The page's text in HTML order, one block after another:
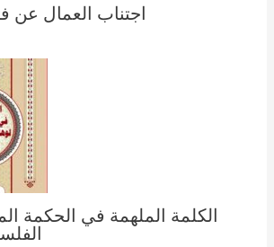
اجتناب العمال عن
الكلمة الملهمة في الحكمة